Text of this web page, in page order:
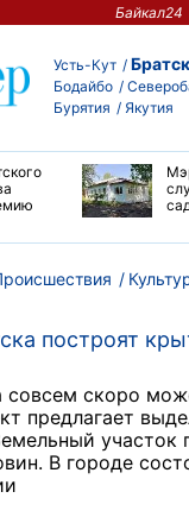
Байкал24
Усть-Кут Братск
Бодайбо
Бурятия
Якутия
построят
скоро
предлагает
В городе